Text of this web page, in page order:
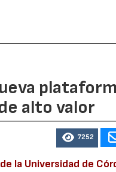
alto valor
7252
la Universidad de